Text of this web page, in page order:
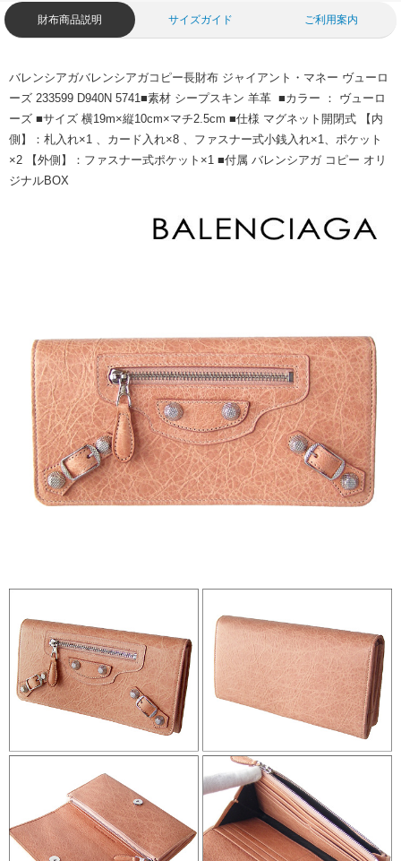
財布商品説明 サイズガイド ご利用案内
バレンシアガバレンシアガコピー長財布 ジャイアント・マネー ヴューロ
ーズ 233599 D940N 5741■素材 シープスキン 羊革 ■カラー ： ヴューロ
ーズ ■サイズ 横19m×縦10cm×マチ2.5cm ■仕様 マグネット開閉式 【内
側】：札入れ×1 、カード入れ×8 、ファスナー式小銭入れ×1、ポケット
×2 【外側】：ファスナー式ポケット×1 ■付属 バレンシアガ コピー オリ
ジナルBOX